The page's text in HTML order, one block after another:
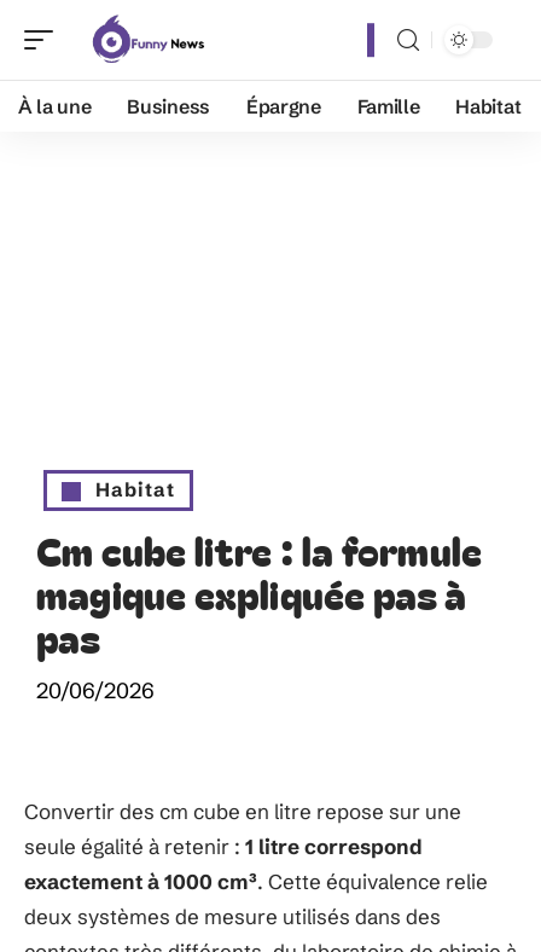
À la une Business Épargne Famille Habitat
Habitat
Cm cube litre : la formule
magique expliquée pas à
pas
20/06/2026
Convertir des cm cube en litre repose sur une
seule égalité à retenir : 1 litre correspond
exactement à 1000 cm³. Cette équivalence relie
deux systèmes de mesure utilisés dans des